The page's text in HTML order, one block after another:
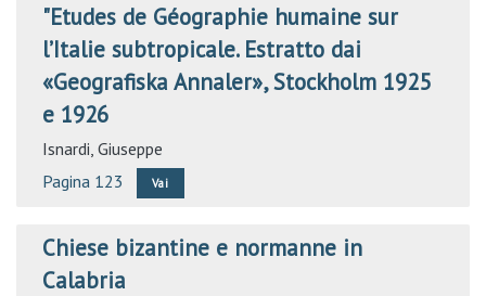
"Etudes de Géographie humaine sur
l’Italie subtropicale. Estratto dai
«Geografiska Annaler», Stockholm 1925
e 1926
Isnardi, Giuseppe
Pagina 123
Vai
Chiese bizantine e normanne in
Calabria